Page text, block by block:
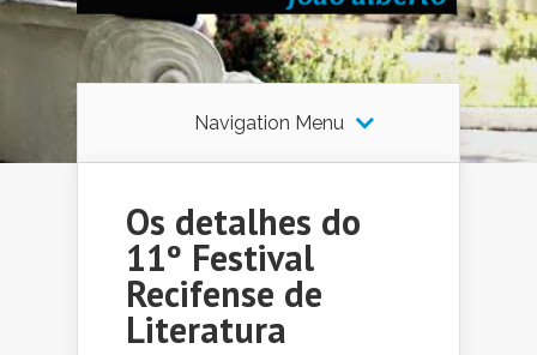
Navigation Menu
Os detalhes do
11º Festival
Recifense de
Literatura